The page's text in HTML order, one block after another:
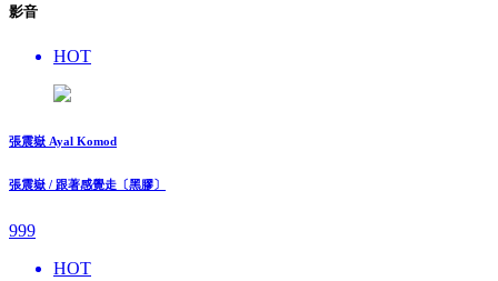
影音
HOT
張震嶽 Ayal Komod
張震嶽 / 跟著感覺走〔黑膠〕
999
HOT